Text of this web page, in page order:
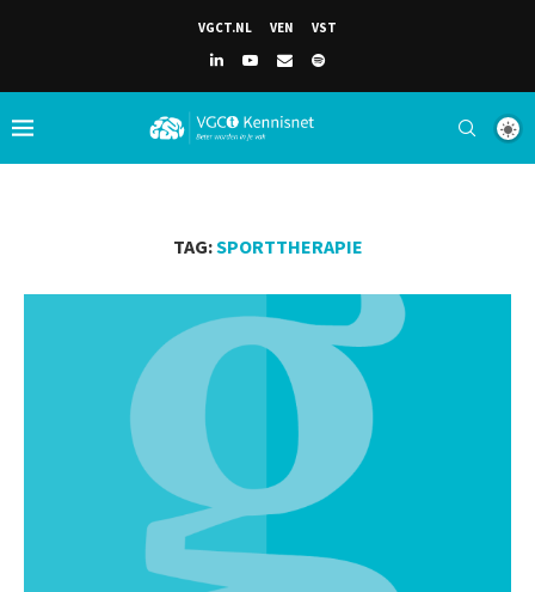
VGCT.NL VEN VST
TAG:SPORTTHERAPIE